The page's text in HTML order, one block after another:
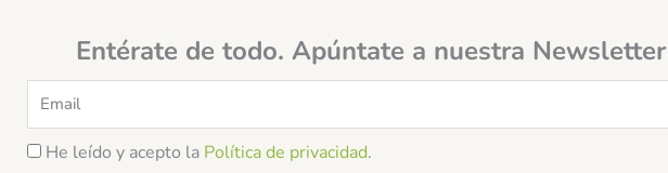
Entérate de todo. Apúntate a nuestra Newsletter
Email
He leído y acepto la Política de privacidad.